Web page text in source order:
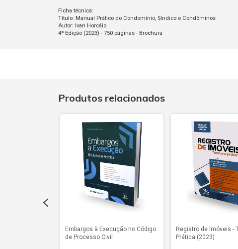
Ficha técnica:
Título: Manual Prático do Condomínio, Síndico e Condôminos
Autor: Ivan Horcáio
4ª Edição (2023) - 750 páginas - Brochura
Produtos relacionados
Embargos à Execução no Código
de Processo Civil
Registro de Imóveis -
Prática (2023)